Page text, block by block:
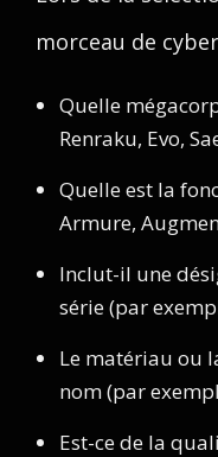
morceau de
Quelle
Renraku, Evo,
Quelle est la
Armure,
Inclut-il une
série (par
Le matériau ou
nom (par
Est-ce de la